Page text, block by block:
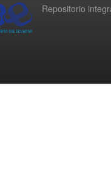
Repositorio